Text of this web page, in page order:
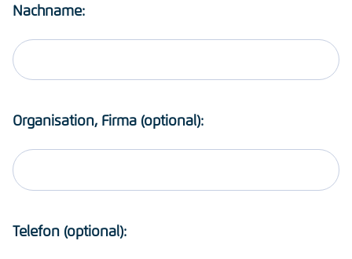
Nachname:
Organisation, Firma (optional):
Telefon (optional):